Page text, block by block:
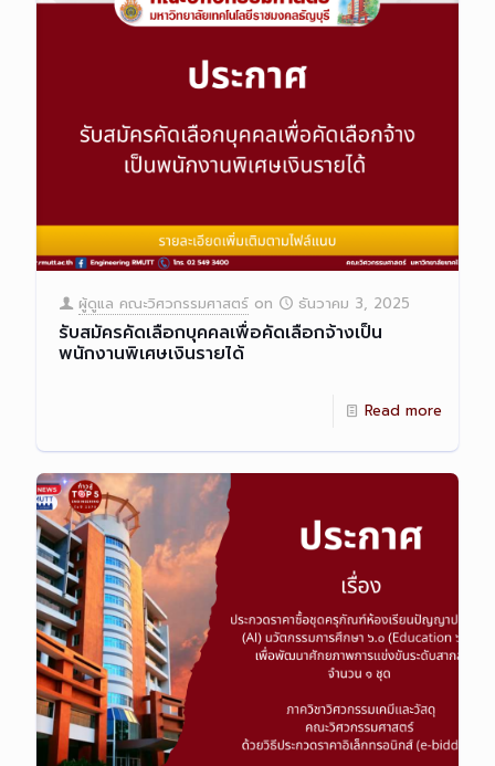
ผู้ดูแล คณะวิศวกรรมศาสตร์ on ธันวาคม 3, 2025
รับสมัครคัดเลือกบุคคลเพื่อคัดเลือกจ้างเป็น
พนักงานพิเศษเงินรายได้
Read more